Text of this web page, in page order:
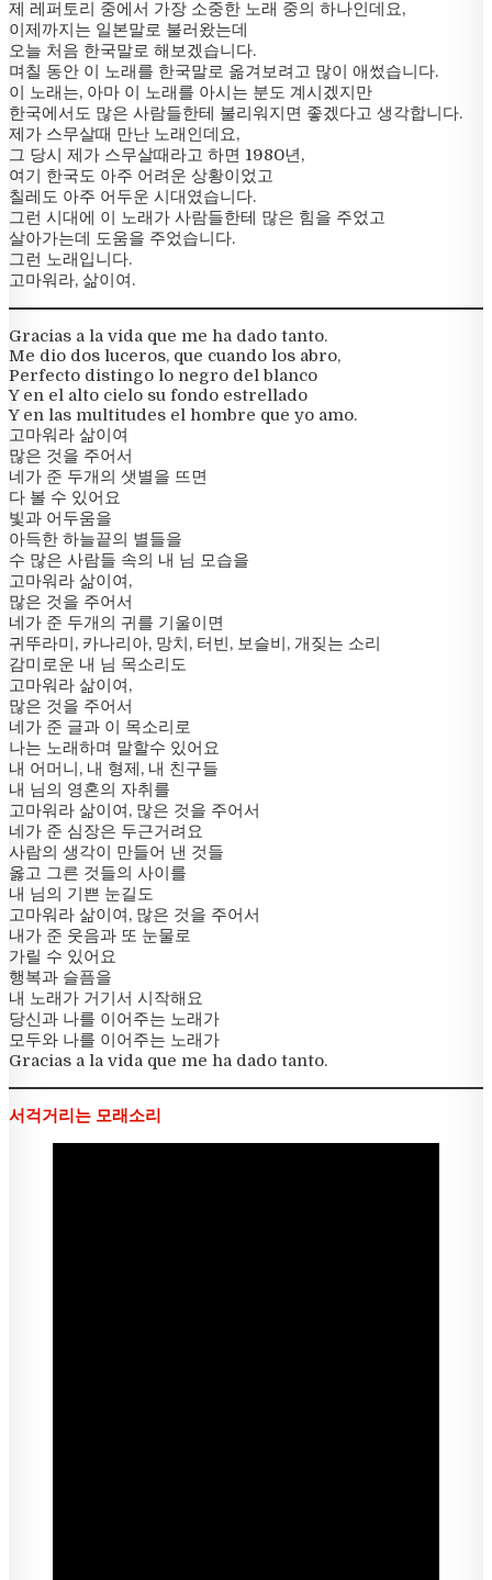
제 레퍼토리 중에서 가장 소중한 노래 중의 하나인데요,
이제까지는 일본말로 불러왔는데
오늘 처음 한국말로 해보겠습니다.
며칠 동안 이 노래를 한국말로 옮겨보려고 많이 애썼습니다.
이 노래는, 아마 이 노래를 아시는 분도 계시겠지만
한국에서도 많은 사람들한테 불리워지면 좋겠다고 생각합니다.
제가 스무살때 만난 노래인데요,
그 당시 제가 스무살때라고 하면 1980년,
여기 한국도 아주 어려운 상황이었고
칠레도 아주 어두운 시대였습니다.
그런 시대에 이 노래가 사람들한테 많은 힘을 주었고
살아가는데 도움을 주었습니다.
그런 노래입니다.
고마워라, 삶이여.
Gracias a la vida que me ha dado tanto.
Me dio dos luceros, que cuando los abro,
Perfecto distingo lo negro del blanco
Y en el alto cielo su fondo estrellado
Y en las multitudes el hombre que yo amo.
고마워라 삶이여
많은 것을 주어서
네가 준 두개의 샛별을 뜨면
다 볼 수 있어요
빛과 어두움을
아득한 하늘끝의 별들을
수 많은 사람들 속의 내 님 모습을
고마워라 삶이여,
많은 것을 주어서
네가 준 두개의 귀를 기울이면
귀뚜라미, 카나리아, 망치, 터빈, 보슬비, 개짖는 소리
감미로운 내 님 목소리도
고마워라 삶이여,
많은 것을 주어서
네가 준 글과 이 목소리로
나는 노래하며 말할수 있어요
내 어머니, 내 형제, 내 친구들
내 님의 영혼의 자취를
고마워라 삶이여, 많은 것을 주어서
네가 준 심장은 두근거려요
사람의 생각이 만들어 낸 것들
옳고 그른 것들의 사이를
내 님의 기쁜 눈길도
고마워라 삶이여, 많은 것을 주어서
내가 준 웃음과 또 눈물로
가릴 수 있어요
행복과 슬픔을
내 노래가 거기서 시작해요
당신과 나를 이어주는 노래가
모두와 나를 이어주는 노래가
Gracias a la vida que me ha dado tanto.
서걱거리는 모래소리